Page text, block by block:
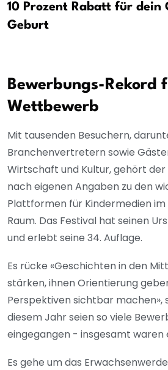
10 Prozent Rabatt für dein
Geburt
Bewerbungs-Rekord
Wettbewerb
Mit tausenden Besuchern,
Branchenvertretern sowie
Wirtschaft und Kultur, gehört der
nach eigenen Angaben zu den
Plattformen für Kindermedien
Raum. Das Festival hat seinen
und erlebt seine 34. Auflage.
Es rücke «Geschichten in den
stärken, ihnen Orientierung
Perspektiven sichtbar machen»,
diesem Jahr seien so viele
eingegangen - insgesamt waren
Es gehe um das